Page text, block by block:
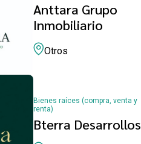
Anttara Grupo
Inmobiliario
Otros
Bienes raíces (compra, venta y
renta)
Bterra Desarrollos